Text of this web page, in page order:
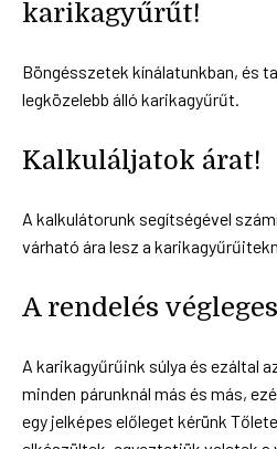
karikagyűrűt!
Böngésszetek kínálatunkban, és
legközelebb álló karikagyűrűt.
Kalkuláljatok árat!
A kalkulátorunk segítségével
várható ára lesz a
A rendelés
A karikagyűrűink súlya és ezáltal
minden párunknál más és más,
egy jelképes előleget kérünk